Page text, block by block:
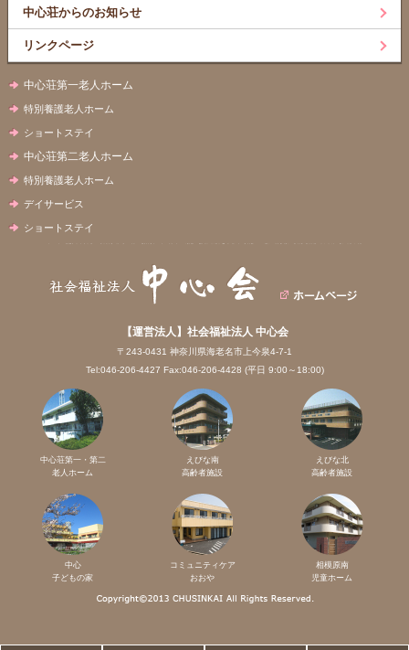
中心荘からのお知らせ
リンクページ
中心荘第一老人ホーム
特別養護老人ホーム
ショートステイ
中心荘第二老人ホーム
特別養護老人ホーム
デイサービス
ショートステイ
【運営法人】社会福祉法人 中心会
〒243-0431 神奈川県海老名市上今泉4-7-1
Tel:046-206-4427 Fax:046-206-4428 (平日 9:00～18:00)
中心荘第一・第二
老人ホーム
えびな南
高齢者施設
えびな北
高齢者施設
中心
子どもの家
コミュニティケア
おおや
相模原南
児童ホーム